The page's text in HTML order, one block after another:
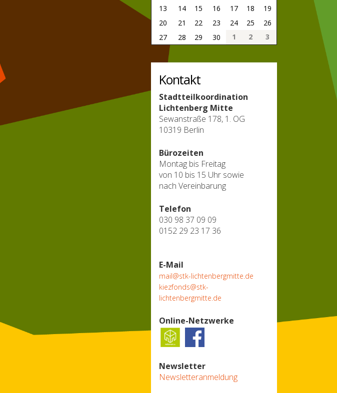
13
14 15 16 17 18
19
20
21 22 23 24 25
26
27
28 29 30 1 2 3
Kontakt
Stadtteilkoordination
Lichtenberg Mitte
Sewanstraße 178, 1. OG
10319 Berlin
Bürozeiten
Montag bis Freitag
von 10 bis 15 Uhr sowie
nach Vereinbarung
Telefon
030 98 37 09 09
0152 29 23 17 36
E-Mail
mail@stk-lichtenbergmitte.de
kiezfonds@stk-
lichtenbergmitte.de
Online-Netzwerke
Newsletter
Newsletteranmeldung